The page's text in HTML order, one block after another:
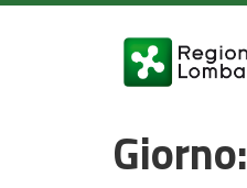
Giorno: